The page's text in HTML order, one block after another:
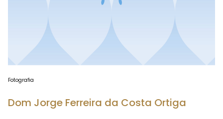
Fotografia
Dom Jorge Ferreira da Costa Ortiga